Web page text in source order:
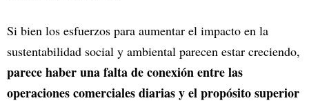
Si bien los esfuerzos para aumentar el impacto en la
sustentabilidad social y ambiental parecen estar creciendo,
parece haber una falta de conexión entre las
operaciones comerciales diarias y el propósito superior